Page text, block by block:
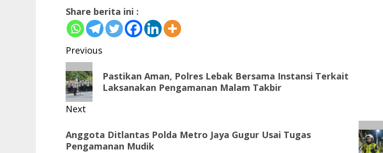
Share berita ini :
Post
navigation
Previous
Previous
post:
Pastikan Aman, Polres Lebak Bersama Instansi Terkait
Laksanakan Pengamanan Malam Takbir
Next
post:
Anggota Ditlantas Polda Metro Jaya Gugur Usai Tugas
Pengamanan Mudik